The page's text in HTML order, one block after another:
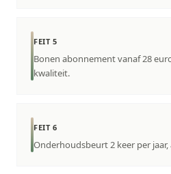
FEIT 5
Bonen abonnement vanaf 28
kwaliteit.
FEIT 6
Onderhoudsbeurt 2 keer per